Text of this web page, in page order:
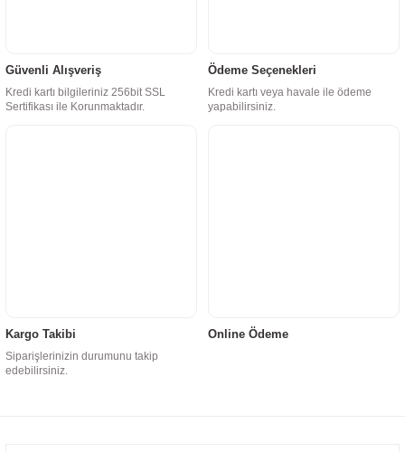
Güvenli Alışveriş
Kredi kartı bilgileriniz 256bit SSL
Sertifikası ile Korunmaktadır.
Ödeme Seçenekleri
Kredi kartı veya havale ile ödeme
yapabilirsiniz.
Kargo Takibi
Siparişlerinizin durumunu takip
edebilirsiniz.
Online Ödeme